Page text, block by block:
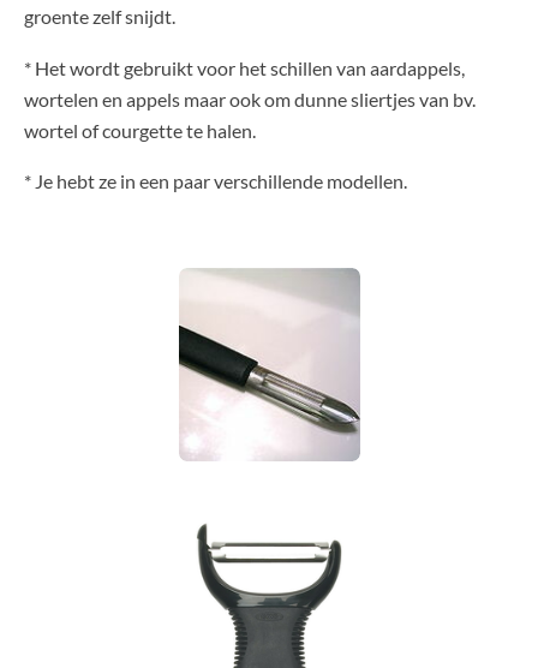
groente zelf snijdt.
* Het wordt gebruikt voor het schillen van aardappels,
wortelen en appels maar ook om dunne sliertjes van bv.
wortel of courgette te halen.
* Je hebt ze in een paar verschillende modellen.